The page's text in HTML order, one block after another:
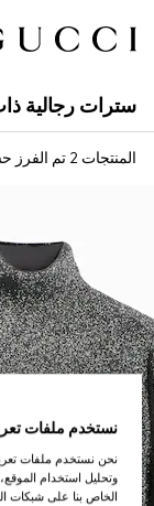
سترات رجالية
المنتجات 2 تم الفرز
نستخدم ملفات
نحن نستخدم ملفات
وتحليل استخدام
الخاص بنا على شبكات